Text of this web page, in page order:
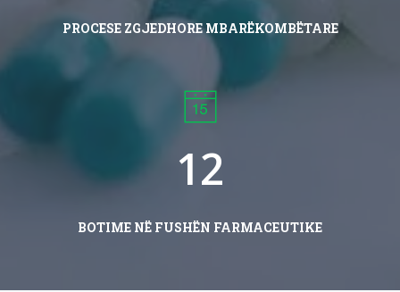
PROCESE ZGJEDHORE MBARËKOMBËTARE
12
BOTIME NË FUSHËN FARMACEUTIKE